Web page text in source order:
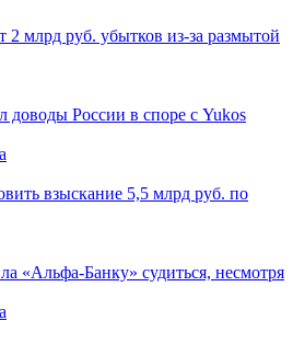
2 млрд руб. убытков из-за размытой
России в споре с Yukos
взыскание 5,5 млрд руб. по
«Альфа-Банку» судиться, несмотря